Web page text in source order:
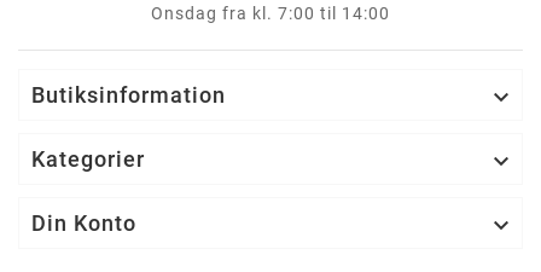
Onsdag fra kl. 7:00 til 14:00
Butiksinformation 
Kategorier 
Din Konto 